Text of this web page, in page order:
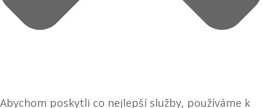
Abychom poskytli co nejlepší služby, používáme k